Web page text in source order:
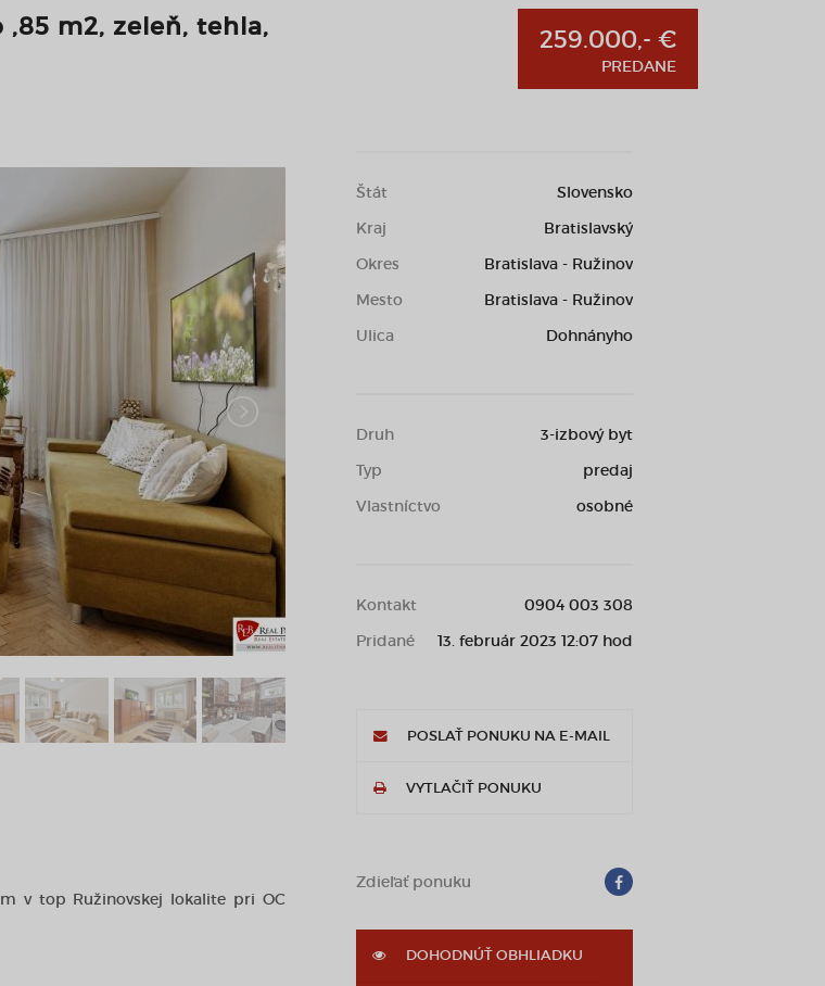
,85 m2, zeleň, tehla,
259.000,- €
PREDANE
v top Ružinovskej lokalite pri OC
Štát
Slovensko
Kraj
Bratislavský
Okres
Bratislava - Ružinov
Mesto
Bratislava - Ružinov
Ulica
Dohnányho
Druh
3-izbový byt
Typ
predaj
Vlastníctvo
osobné
Kontakt
0904 003 308
Pridané
13. február 2023 12:07 hod
POSLAŤ PONUKU NA E-MAIL
VYTLAČIŤ PONUKU
Zdieľať ponuku
DOHODNÚŤ OBHLIADKU